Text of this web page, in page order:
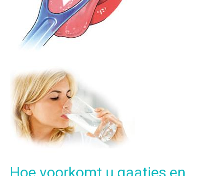
Hoe voorkomt u gaatjes en